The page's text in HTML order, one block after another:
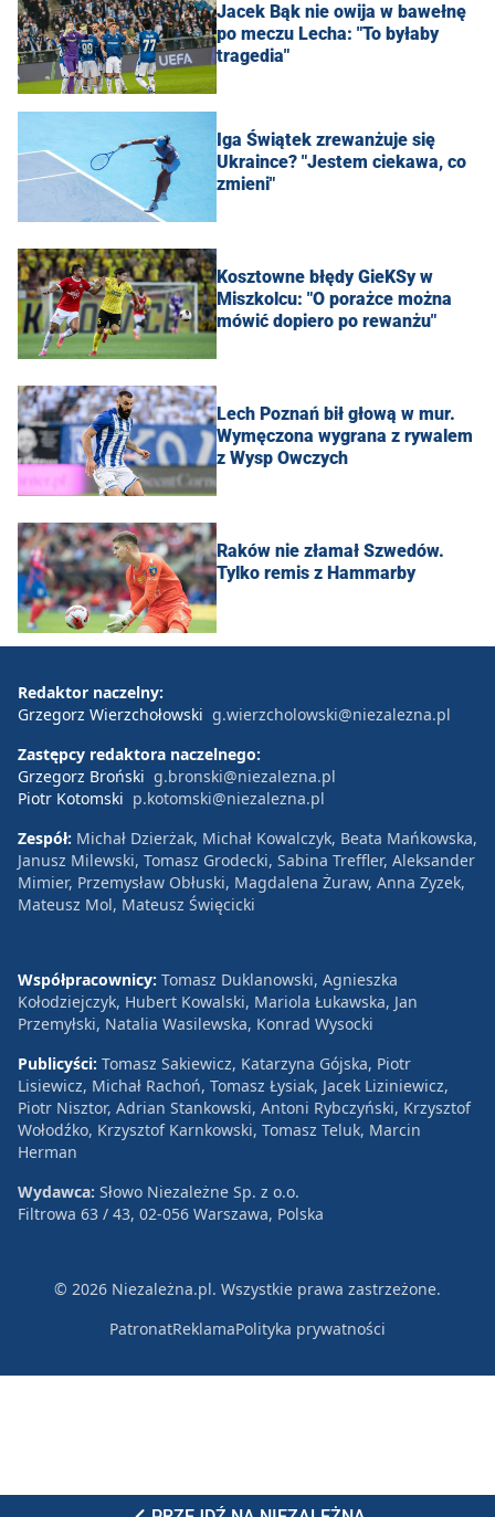
Jacek Bąk nie owija w bawełnę
po meczu Lecha: "To byłaby
tragedia"
Iga Świątek zrewanżuje się
Ukraince? "Jestem ciekawa, co
zmieni"
Kosztowne błędy GieKSy w
Miszkolcu: "O porażce można
mówić dopiero po rewanżu"
Lech Poznań bił głową w mur.
Wymęczona wygrana z rywalem
z Wysp Owczych
Raków nie złamał Szwedów.
Tylko remis z Hammarby
Redaktor naczelny:
Grzegorz Wierzchołowski g.wierzcholowski@niezalezna.pl
Zastępcy redaktora naczelnego:
Grzegorz Broński g.bronski@niezalezna.pl
Piotr Kotomski p.kotomski@niezalezna.pl
Zespół: Michał Dzierżak, Michał Kowalczyk, Beata Mańkowska,
Janusz Milewski, Tomasz Grodecki, Sabina Treffler, Aleksander
Mimier, Przemysław Obłuski, Magdalena Żuraw, Anna Zyzek,
Mateusz Mol, Mateusz Święcicki
Współpracownicy: Tomasz Duklanowski, Agnieszka
Kołodziejczyk, Hubert Kowalski, Mariola Łukawska, Jan
Przemyłski, Natalia Wasilewska, Konrad Wysocki
Publicyści: Tomasz Sakiewicz, Katarzyna Gójska, Piotr
Lisiewicz, Michał Rachoń, Tomasz Łysiak, Jacek Liziniewicz,
Piotr Nisztor, Adrian Stankowski, Antoni Rybczyński, Krzysztof
Wołodźko, Krzysztof Karnkowski, Tomasz Teluk, Marcin
Herman
Wydawca: Słowo Niezależne Sp. z o.o.
Filtrowa 63 / 43, 02-056 Warszawa, Polska
© 2026 Niezależna.pl. Wszystkie prawa zastrzeżone.
PatronatReklamaPolityka prywatności